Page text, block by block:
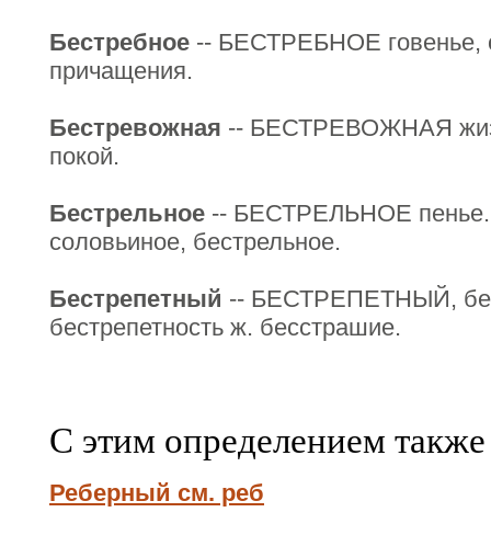
Бестребное -- БЕСТРЕБНОЕ говенье,
причащения.
Бестревожная -- БЕСТРЕВОЖНАЯ
покой.
Бестрельное -- БЕСТРЕЛЬНОЕ
соловьиное, бестрельное.
Бестрепетный -- БЕСТРЕПЕТНЫЙ,
бестрепетность ж. бесстрашие.
С этим определением
Реберный см. реб